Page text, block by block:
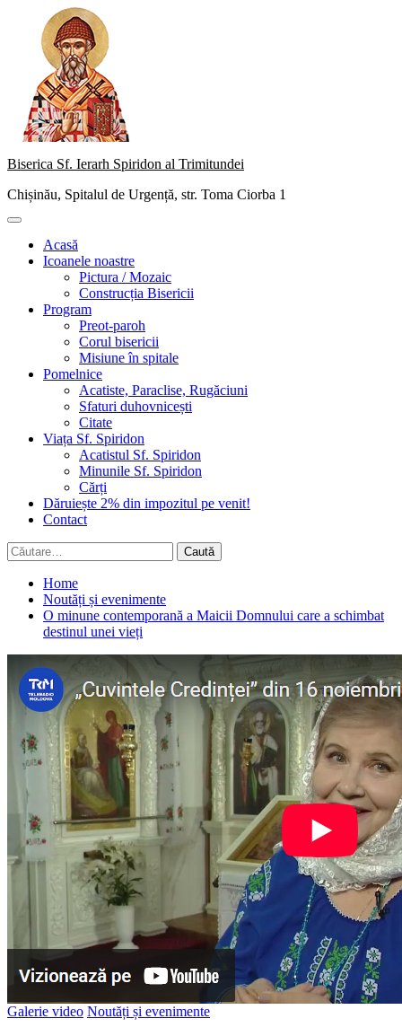
content
Biserica Sf. Ierarh Spiridon al Trimitundei
Chișinău, Spitalul de Urgență, str. Toma Ciorba 1
Primary
Acasă
Icoanele noastre
Pictura / Mozaic
Construcția Bisericii
Program
Preot-paroh
Corul bisericii
Misiune în spitale
Pomelnice
Acatiste, Paraclise, Rugăciuni
Sfaturi duhovnicești
Citate
Viața Sf. Spiridon
Acatistul Sf. Spiridon
Minunile Sf. Spiridon
Cărți
Dăruiește 2% din impozitul pe venit!
Contact
Caută
după:
Home
Noutăți și evenimente
O minune contemporană a Maicii Domnului care a schimbat
destinul unei vieți
Galerie video Noutăți și evenimente